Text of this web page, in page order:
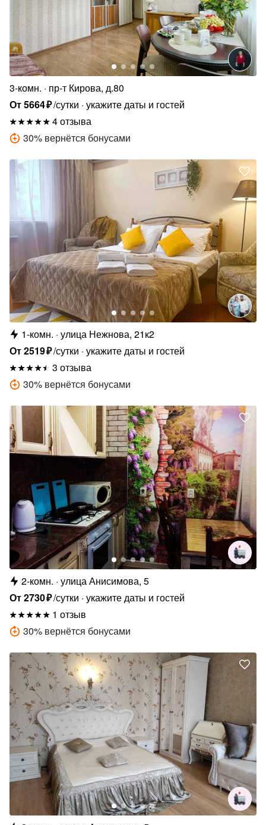
3-комн.
пр-т Кирова, д.80
От5664₽/сутки укажите даты и гостей
4 отзыва
30% вернётся бонусами
1-комн. улица Нежнова, 21к2
От2519₽/сутки укажите даты и гостей
3 отзыва
30% вернётся бонусами
2-комн. улица Анисимова, 5
От2730₽/сутки укажите даты и гостей
1 отзыв
30% вернётся бонусами